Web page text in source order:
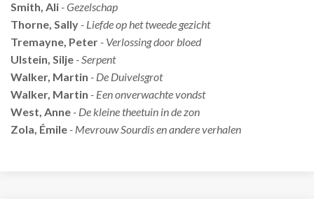
Smith, Ali - Gezelschap
Thorne, Sally - Liefde op het tweede gezicht
Tremayne, Peter - Verlossing door bloed
Ulstein, Silje - Serpent
Walker, Martin - De Duivelsgrot
Walker, Martin - Een onverwachte vondst
West, Anne - De kleine theetuin in de zon
Zola, Émile - Mevrouw Sourdis en andere verhalen